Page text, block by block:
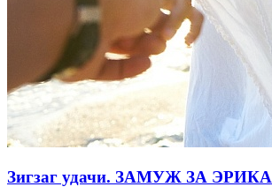
Зигзаг удачи. ЗАМУЖ ЗА ЭРИКА